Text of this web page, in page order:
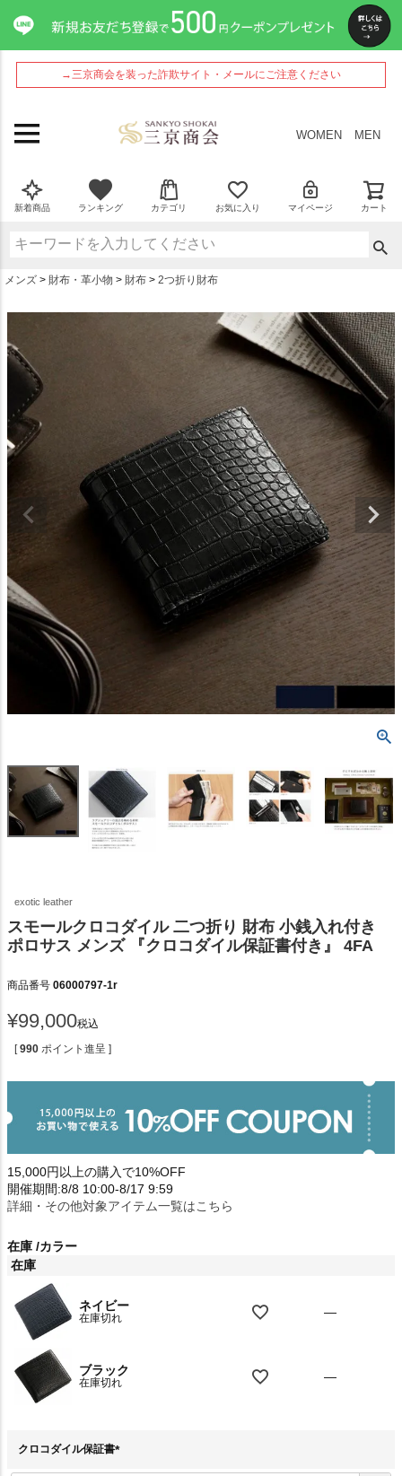
→三京商会を装った詐欺サイト・メールにご注意ください
WOMEN MEN
新着商品 ランキング カテゴリ お気に入り マイページ カート
メンズ 財布・革小物 財布 2つ折り財布
exotic leather
スモールクロコダイル 二つ折り 財布 小銭入れ付き
ポロサス メンズ 『クロコダイル保証書付き』 4FA
商品番号 06000797-1r
¥99,000税込
[ 990 ポイント進呈 ]
15,000円以上の購入で10%OFF
開催期間:8/8 10:00-8/17 9:59
詳細・その他対象アイテム一覧はこちら
在庫 カラー
在庫
ネイビー
在庫切れ —
ブラック
在庫切れ —
クロコダイル保証書
ペー
ジト
ップ
へ